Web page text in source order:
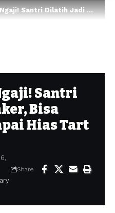
Jadi Baker, Bisa Bikin Kue Sampai Hias Tart
Santri
Bisa
Hias Tart
Share